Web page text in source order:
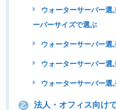
ウォーターサーバー選
ーバーサイズで選ぶ
ウォーターサーバー選
ウォーターサーバー選
ウォーターサーバー
2.
法人・オフィス向け